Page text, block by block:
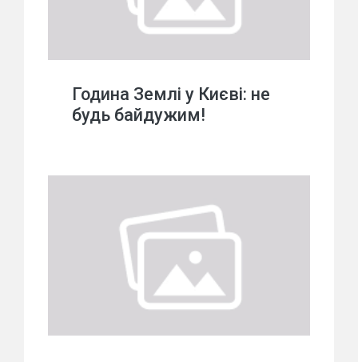
Година Землі у Києві: не
будь байдужим!